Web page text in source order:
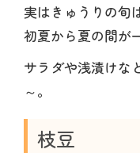
実はきゅうりの旬
初夏から夏の間が
サラダや浅漬けな
～。
枝豆